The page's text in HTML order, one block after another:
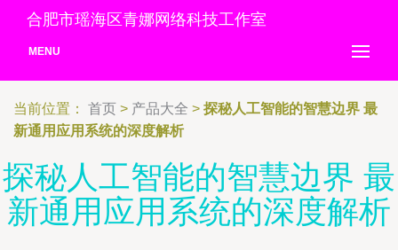
合肥市瑶海区青娜网络科技工作室
MENU
当前位置： 首页 > 产品大全 > 探秘人工智能的智慧边界 最
新通用应用系统的深度解析
探秘人工智能的智慧边界 最
新通用应用系统的深度解析